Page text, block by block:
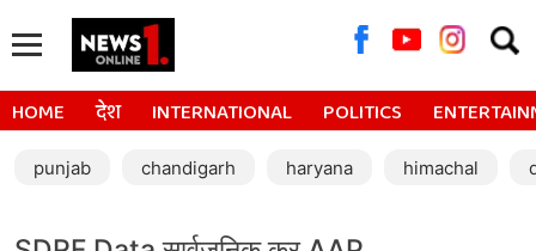
for:
HOME देश INTERNATIONAL POLITICS
punjab chandigarh haryana himachal